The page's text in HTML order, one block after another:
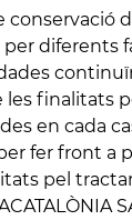
conservació
diferents
les finalitats
en cada
fer front a
pel